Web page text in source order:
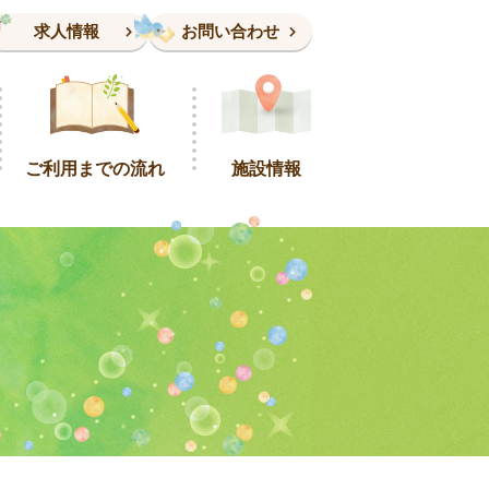
求人情報 お問い合わせ
ご利用までの流れ 施設情報